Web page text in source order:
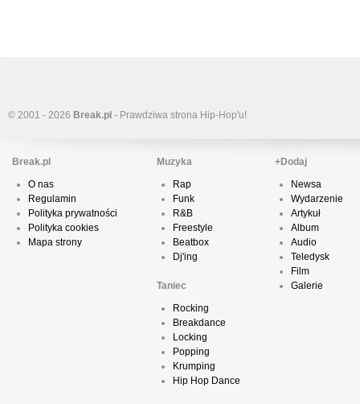
© 2001 - 2026 Break.pl - Prawdziwa strona Hip-Hop'u!
Break.pl
O nas
Regulamin
Polityka prywatności
Polityka cookies
Mapa strony
Muzyka
Rap
Funk
R&B
Freestyle
Beatbox
Dj'ing
Taniec
Rocking
Breakdance
Locking
Popping
Krumping
Hip Hop Dance
+Dodaj
Newsa
Wydarzenie
Artykuł
Album
Audio
Teledysk
Film
Galerie